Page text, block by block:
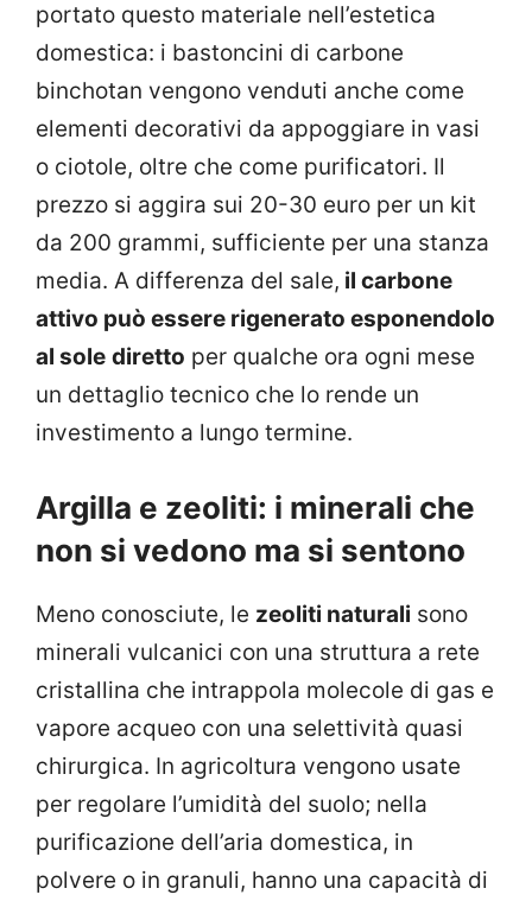
portato questo materiale nell’estetica
domestica: i bastoncini di carbone
binchotan vengono venduti anche come
elementi decorativi da appoggiare in vasi
o ciotole, oltre che come purificatori. Il
prezzo si aggira sui 20-30 euro per un kit
da 200 grammi, sufficiente per una stanza
media. A differenza del sale, il carbone
attivo può essere rigenerato esponendolo
al sole diretto per qualche ora ogni mese
un dettaglio tecnico che lo rende un
investimento a lungo termine.
Argilla e zeoliti: i minerali che
non si vedono ma si sentono
Meno conosciute, le zeoliti naturali sono
minerali vulcanici con una struttura a rete
cristallina che intrappola molecole di gas e
vapore acqueo con una selettività quasi
chirurgica. In agricoltura vengono usate
per regolare l’umidità del suolo; nella
purificazione dell’aria domestica, in
polvere o in granuli, hanno una capacità di